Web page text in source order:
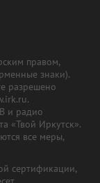
правом,
знаки).
разрешено
и радио
«Твой Иркутск».
все меры,
сертификации,